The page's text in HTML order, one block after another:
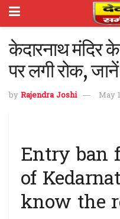
केदारनाथ मंदिर
पर लगी रोक,
by Rajendra Joshi May
Entry ban
of
know the